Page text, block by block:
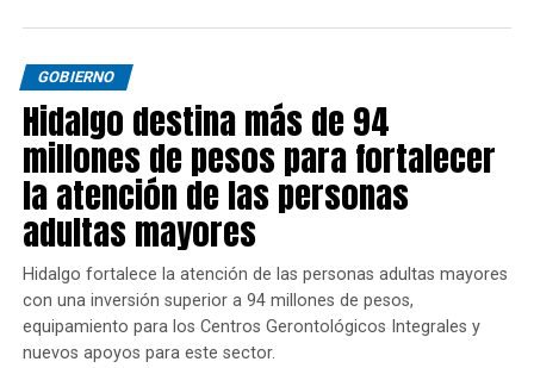
GOBIERNO
Hidalgo destina más de 94
millones de pesos para fortalecer
la atención de las personas
adultas mayores
Hidalgo fortalece la atención de las personas adultas mayores
con una inversión superior a 94 millones de pesos,
equipamiento para los Centros Gerontológicos Integrales y
nuevos apoyos para este sector.